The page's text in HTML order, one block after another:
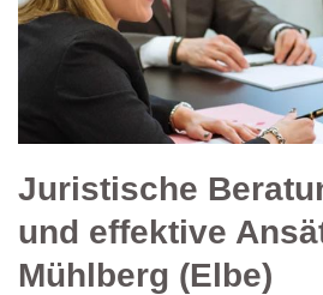
Juristische
und effektive
Mühlberg (Elbe)